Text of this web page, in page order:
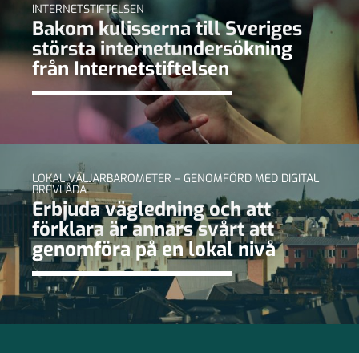
INTERNETSTIFTELSEN
Bakom kulisserna till Sveriges
största internetundersökning
från Internetstiftelsen
LOKAL VÄLJARBAROMETER – GENOMFÖRD MED DIGITAL
BREVLÅDA
Erbjuda vägledning och att
förklara är annars svårt att
genomföra på en lokal nivå